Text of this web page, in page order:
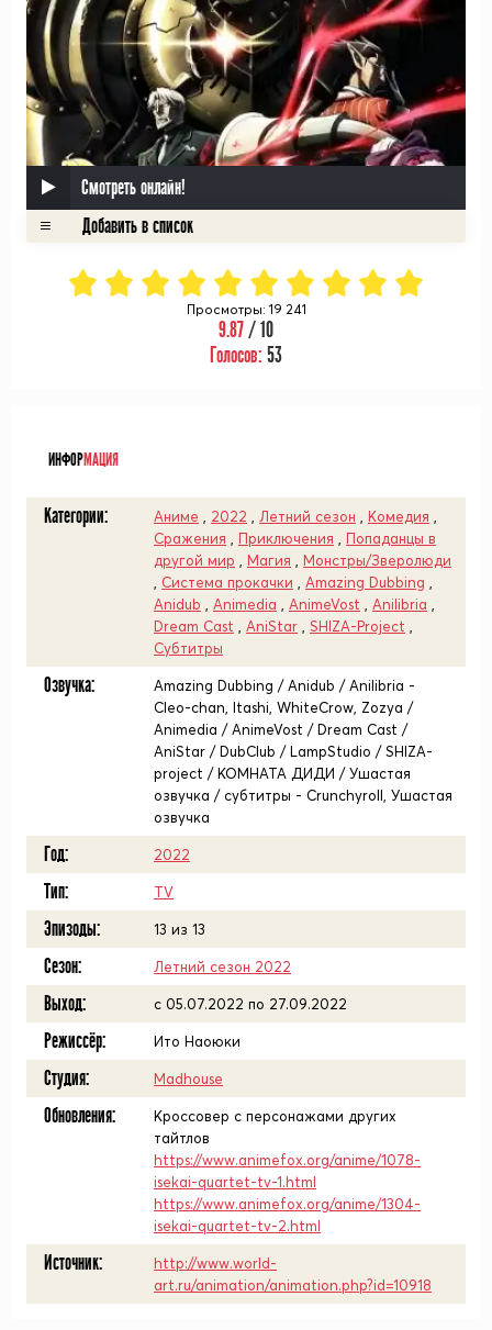
Смотреть онлайн!
Просмотры: 19 241
9.87/ 10
Голосов: 53
ИНФОРМАЦИЯ
Категории: Аниме 2022 Летний сезон Комедия
Сражения
Приключения
Попаданцы в
другой мир
Магия
Монстры/Зверолюди
Система прокачки Amazing Dubbing
Anidub
Animedia AnimeVost Anilibria
Dream Cast
AniStar SHIZA-Project
Субтитры
Озвучка:
Amazing Dubbing / Anidub / Anilibria -
Cleo-chan, Itashi, WhiteCrow, Zozya /
Animedia / AnimeVost / Dream Cast /
AniStar / DubClub / LampStudio / SHIZA-
project / КОМНАТА ДИДИ / Ушастая
озвучка / субтитры - Crunchyroll, Ушастая
озвучка
Год: 2022
Тип: TV
Эпизоды: 13 из 13
Сезон: Летний сезон 2022
Выход: c 05.07.2022 по 27.09.2022
Режиссёр: Ито Наоюки
Студия: Madhouse
Обновления:
Кроссовер с персонажами других
тайтлов
https://www.animefox.org/anime/1078-
isekai-quartet-tv-1.html
https://www.animefox.org/anime/1304-
isekai-quartet-tv-2.html
Источник:
http://www.world-
art.ru/animation/animation.php?id=10918